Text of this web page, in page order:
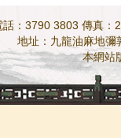
話：3790 3803 傳真：
地址：九龍油麻地
本網站